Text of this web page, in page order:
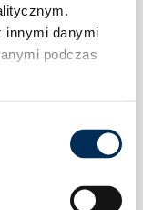
innymi danymi
podczas
PN25